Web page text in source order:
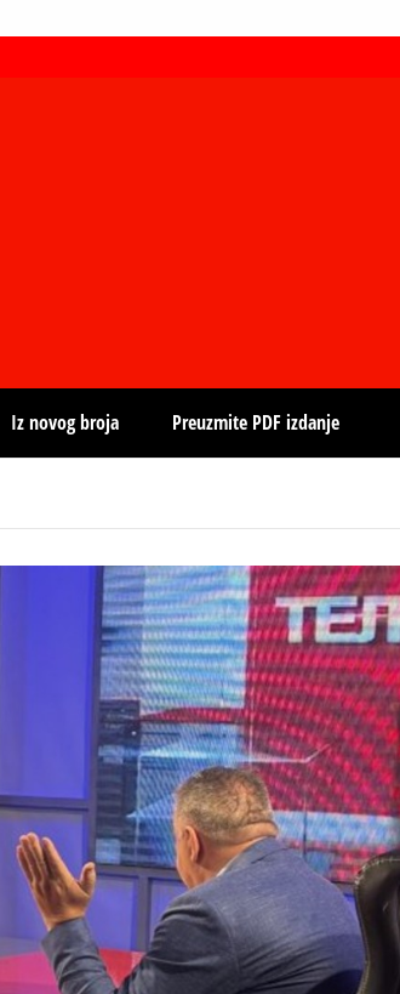
Iz novog broja Preuzmite PDF izdanje